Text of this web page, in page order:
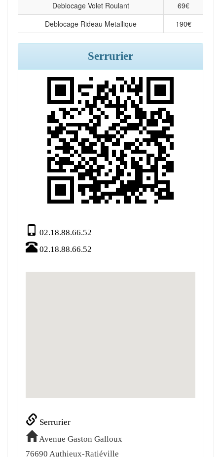
Deblocage Volet Roulant
69€
Deblocage Rideau Metallique
190€
Serrurier
02.18.88.66.52
02.18.88.66.52
Serrurier
Avenue Gaston Galloux
76690 Authieux-Ratiéville